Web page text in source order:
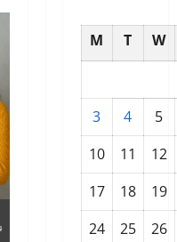
M T W
3 4
5
10
11
12
17
18
19
24
25
26